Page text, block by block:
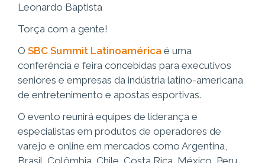
Leonardo Baptista
Torça com a gente!
O SBC Summit Latinoamérica é uma
conferência e feira concebidas para executivos
seniores e empresas da indústria latino-americana
de entretenimento e apostas esportivas.
O evento reunirá equipes de liderança e
especialistas em produtos de operadores de
varejo e online em mercados como Argentina,
Brasil, Colômbia, Chile, Costa Rica, México, Peru,